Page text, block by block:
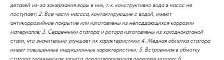
деталей из-за замерзания воды в них, т. к. конструктивно вода в насос не
поступает; 2. Все части насоса, контактирующие с водой, имеют
антикоррозийное покрытие или изготовлены из неподдающихся коррозии
материалов; 3. Сердечники статора и ротора изготовлены из холоднокатаной
стали, что значительно улучшает их характеристики; 4. Медная обмотка статора
имеет повышенные индукционные характеристики; 5. Встроенная в обмотку
статора термическая защита, предотвращающая перегрев мотора; 6.